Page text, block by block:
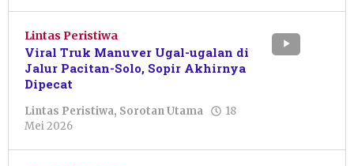
Shalahuddin
Lintas Peristiwa
Viral Truk Manuver Ugal-ugalan di
Jalur Pacitan-Solo, Sopir Akhirnya
Dipecat
Lintas Peristiwa, Sorotan Utama
18
Mei 2026